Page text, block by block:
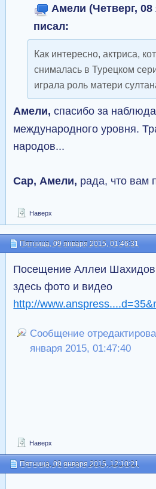
Амели (Четверг,
писал:
Как интересно, актриса,
снималась в Турецком
играла роль матери
Амели, спасибо за
международного уровня.
народов...
Cap, Амели, рада, что вам
Наверх
Пятница, 09 января 2015, 01:46:31
Посещение Аллеи Шахидов
здесь фото и видео
http://
Сообщение
января 2015, 01:47:40
Наверх
Пятница, 09 января 2015, 12:10:21